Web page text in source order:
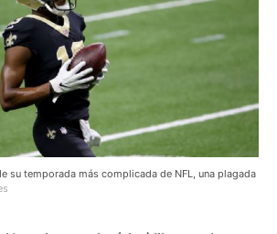
su temporada más complicada de NFL, una plagada